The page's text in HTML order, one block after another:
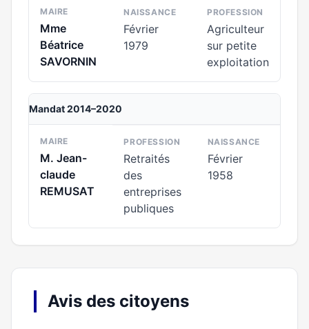
MAIRE
Mme
Béatrice
SAVORNIN
NAISSANCE
Février
1979
PROFESSION
Agriculteur
sur petite
exploitation
Mandat 2014–2020
MAIRE
M. Jean-
claude
REMUSAT
PROFESSION
Retraités
des
entreprises
publiques
NAISSANCE
Février
1958
Avis des citoyens